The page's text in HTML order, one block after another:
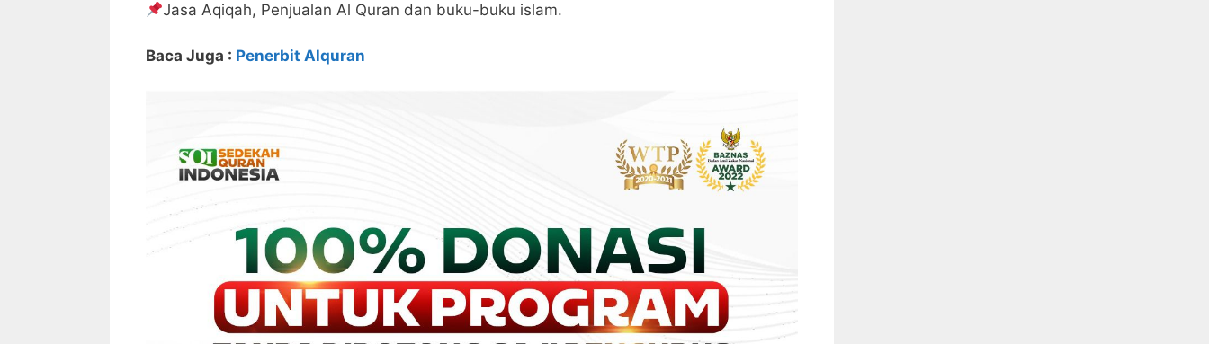
Jasa Aqiqah, Penjualan Al Quran dan buku-buku islam.
Baca Juga : Penerbit Alquran